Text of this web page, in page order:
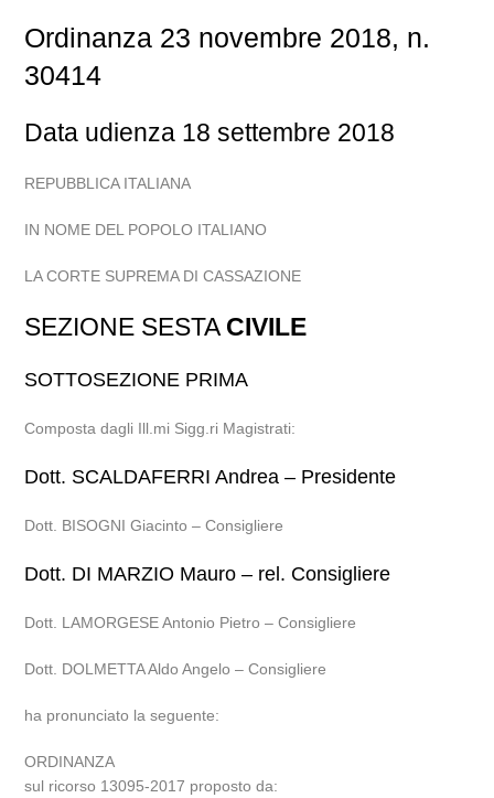
Ordinanza 23 novembre 2018, n.
30414
Data udienza 18 settembre 2018
REPUBBLICA ITALIANA
IN NOME DEL POPOLO ITALIANO
LA CORTE SUPREMA DI CASSAZIONE
SEZIONE SESTA CIVILE
SOTTOSEZIONE PRIMA
Composta dagli Ill.mi Sigg.ri Magistrati:
Dott. SCALDAFERRI Andrea – Presidente
Dott. BISOGNI Giacinto – Consigliere
Dott. DI MARZIO Mauro – rel. Consigliere
Dott. LAMORGESE Antonio Pietro – Consigliere
Dott. DOLMETTA Aldo Angelo – Consigliere
ha pronunciato la seguente:
ORDINANZA
sul ricorso 13095-2017 proposto da: